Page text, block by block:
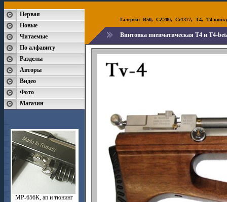
Первая
Новые
Читаемые
По алфавиту
Разделы
Авторы
Видео
Фото
Магазин
МР-656К, ап и тюнинг
Галереи: B50, CZ200, Cr1377, T4, T4
Винтовка пневматическая T4 и T4-